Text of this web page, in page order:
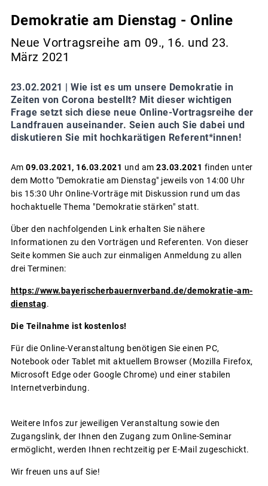
Demokratie am Dienstag - Online
Neue Vortragsreihe am 09., 16. und 23.
März 2021
23.02.2021 | Wie ist es um unsere Demokratie in
Zeiten von Corona bestellt? Mit dieser wichtigen
Frage setzt sich diese neue Online-Vortragsreihe der
Landfrauen auseinander. Seien auch Sie dabei und
diskutieren Sie mit hochkarätigen Referent*innen!
Am 09.03.2021, 16.03.2021 und am 23.03.2021 finden unter
dem Motto "Demokratie am Dienstag" jeweils von 14:00 Uhr
bis 15:30 Uhr Online-Vorträge mit Diskussion rund um das
hochaktuelle Thema "Demokratie stärken" statt.
Über den nachfolgenden Link erhalten Sie nähere
Informationen zu den Vorträgen und Referenten. Von dieser
Seite kommen Sie auch zur einmaligen Anmeldung zu allen
drei Terminen:
https://www.bayerischerbauernverband.de/demokratie-am-
dienstag.
Die Teilnahme ist kostenlos!
Für die Online-Veranstaltung benötigen Sie einen PC,
Notebook oder Tablet mit aktuellem Browser (Mozilla Firefox,
Microsoft Edge oder Google Chrome) und einer stabilen
Internetverbindung.
Weitere Infos zur jeweiligen Veranstaltung sowie den
Zugangslink, der Ihnen den Zugang zum Online-Seminar
ermöglicht, werden Ihnen rechtzeitig per E-Mail zugeschickt.
Wir freuen uns auf Sie!